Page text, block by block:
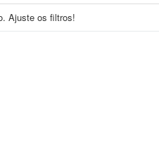
Ajuste os filtros!